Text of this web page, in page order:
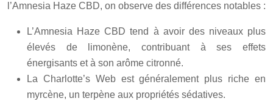
l’Amnesia Haze CBD, on observe des différences notables :
L’Amnesia Haze CBD tend à avoir des niveaux plus
élevés de limonène, contribuant à ses effets
énergisants et à son arôme citronné.
La Charlotte’s Web est généralement plus riche en
myrcène, un terpène aux propriétés sédatives.